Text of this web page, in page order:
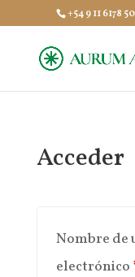
+54 9 11 6178
Acceder
Nombre de
electrónico